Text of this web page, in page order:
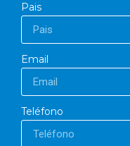
Pais
Email
Teléfono